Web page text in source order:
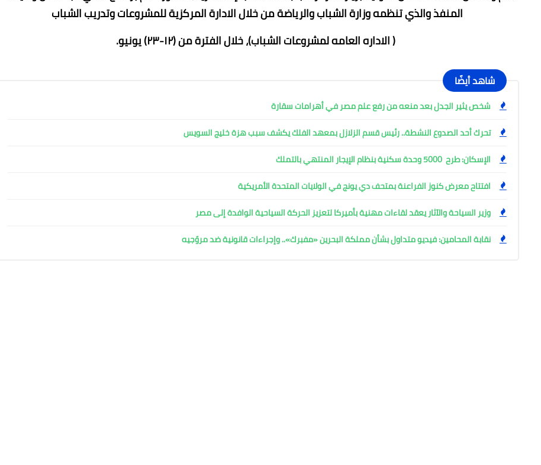
المنفذ والذي تنظمه وزارة الشباب والرياضة من خلال الادارة المركزية للمشروعات وتدريب الشباب
( الاداره العامه لمشروعات الشباب)، خلال الفترة من (١٢-٢٣) يونيو.
شاهد أيضًا
شخص يثير الجدل بعد منعه من رفع علم مصر في أهرامات سقارة
تحرك أحد الصدوع النشطة.. رئيس قسم الزلازل بمعهد الفلك يكشف سبب هزة خليج السويس
الإسكان: طرح 5000 وحدة سكنية بنظام الإيجار المنتهي بالتملك
افتتاح معرض كنوز الفراعنة بمتحف دي يونج في الولايات المتحدة الأمريكية
وزير السياحة والآثار يعقد لقاءات مهنية بأميركا لتعزيز الحركة السياحية الوافدة إلى مصر
نقابة المحامين: فيديو متداول بشأن مملكة البحرين «مفبرك».. وإجراءات قانونية ضد مروّجيه